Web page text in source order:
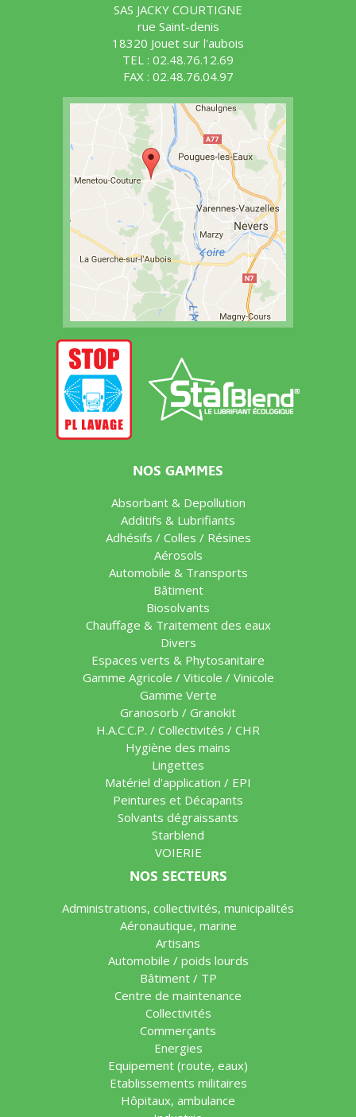
SAS JACKY COURTIGNE
rue Saint-denis
18320 Jouet sur l'aubois
TEL : 02.48.76.12.69
FAX : 02.48.76.04.97
NOS GAMMES
Absorbant & Depollution
Additifs & Lubrifiants
Adhésifs / Colles / Résines
Aérosols
Automobile & Transports
Bâtiment
Biosolvants
Chauffage & Traitement des eaux
Divers
Espaces verts & Phytosanitaire
Gamme Agricole / Viticole / Vinicole
Gamme Verte
Granosorb / Granokit
H.A.C.C.P. / Collectivités / CHR
Hygiène des mains
Lingettes
Matériel d'application / EPI
Peintures et Décapants
Solvants dégraissants
Starblend
VOIERIE
NOS SECTEURS
Administrations, collectivités, municipalités
Aéronautique, marine
Artisans
Automobile / poids lourds
Bâtiment / TP
Centre de maintenance
Collectivités
Commerçants
Energies
Equipement (route, eaux)
Etablissements militaires
Hôpitaux, ambulance